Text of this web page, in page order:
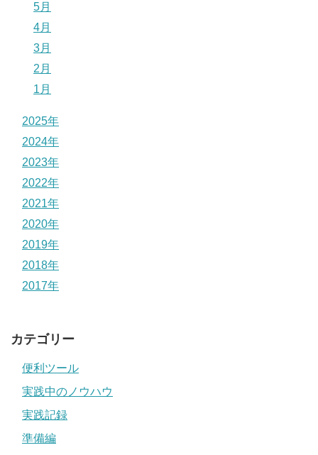
5月
4月
3月
2月
1月
2025年
2024年
2023年
2022年
2021年
2020年
2019年
2018年
2017年
カテゴリー
便利ツール
実践中のノウハウ
実践記録
準備編